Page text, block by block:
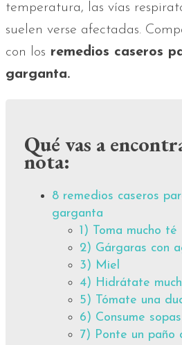
temperatura, las vías
suelen verse afectadas.
con los remedios caseros
garganta.
Qué vas a
nota:
8 remedios caseros
garganta
1) Toma mucho té
2) Gárgaras con
3) Miel
4) Hidrátate
5) Tómate una
6) Consume sopas
7) Ponte un paño